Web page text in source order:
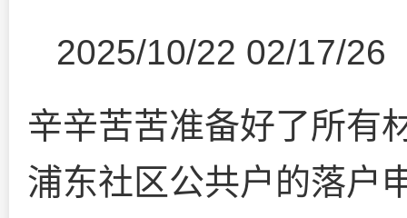
2025/10/22 02/17/26
辛辛苦苦准备好了所有
浦东社区公共户的落户